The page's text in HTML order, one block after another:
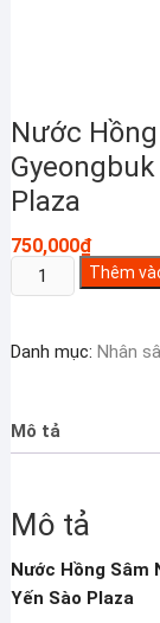
Nước
Plaza
750,000₫
Nước
Hồng
Nhung
–
30
–
Yến
Thêm
Danh mục: Nhân
Mô tả
Mô tả
Nước Hồng Sâm
Yến Sào Plaza